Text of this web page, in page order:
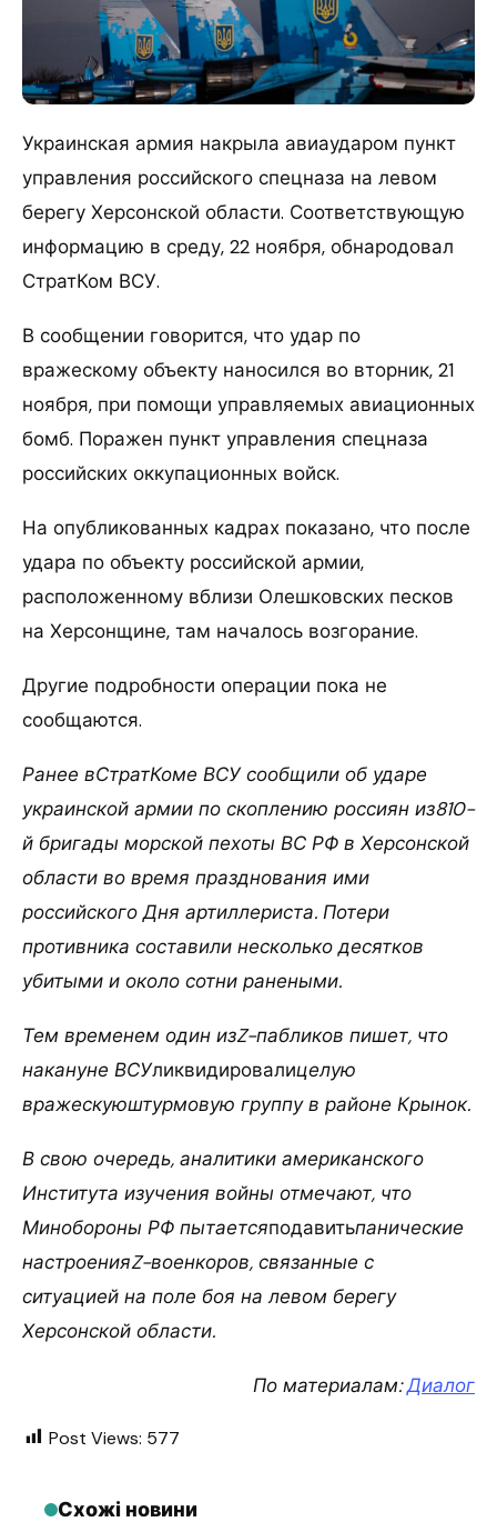
Украинская армия накрыла авиаударом пункт
управления российского спецназа на левом
берегу Херсонской области. Соответствующую
информацию в среду, 22 ноября, обнародовал
СтратКом ВСУ.
В сообщении говорится, что удар по
вражескому объекту наносился во вторник, 21
ноября, при помощи управляемых авиационных
бомб. Поражен пункт управления спецназа
российских оккупационных войск.
На опубликованных кадрах показано, что после
удара по объекту российской армии,
расположенному вблизи Олешковских песков
на Херсонщине, там началось возгорание.
Другие подробности операции пока не
сообщаются.
Ранее вСтратКоме ВСУ сообщили об ударе
украинской армии по скоплению россиян из810-
й бригады морской пехоты ВС РФ в Херсонской
области во время празднования ими
российского Дня артиллериста. Потери
противника составили несколько десятков
убитыми и около сотни ранеными.
Тем временем один изZ-пабликов пишет, что
накануне ВСУликвидировалицелую
вражескуюштурмовую группу в районе Крынок.
В свою очередь, аналитики американского
Института изучения войны отмечают, что
Минобороны РФ пытаетсяподавитьпанические
настроенияZ-военкоров, связанные с
ситуацией на поле боя на левом берегу
Херсонской области.
По материалам:Диалог
Post Views: 577
Схожі новини